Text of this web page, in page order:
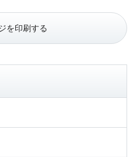
を印刷する